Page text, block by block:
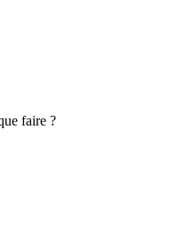
faire ?